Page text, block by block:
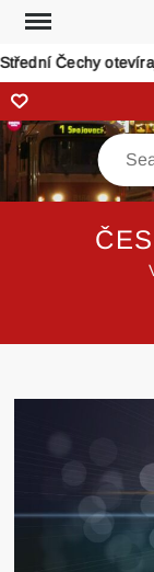
Skip
content
Čechy otevírají
Zonerama